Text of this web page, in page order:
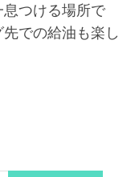
つける場所で
での給油も楽し